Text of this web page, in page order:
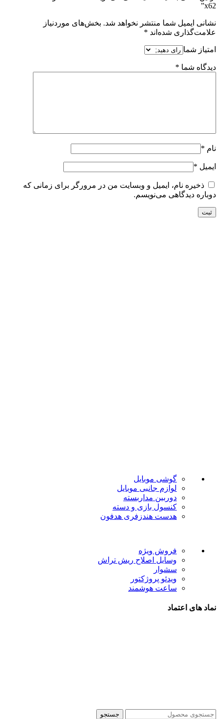
x62”
نشانی ایمیل شما منتشر نخواهد شد. بخش‌های موردنیاز
علامت‌گذاری شده‌اند *
امتیاز شما
دیدگاه شما *
نام *
ایمیل *
ذخیره نام، ایمیل و وبسایت من در مرورگر برای زمانی که
دوباره دیدگاهی می‌نویسم.
گوشی موبایل
لوازم جانبی موبایل
دوربین مداربسته
کنسول بازی و دسته
هدست هندزفری هدفون
فروش ویژه
وسایل اصلاح ریش تراش
سشوار
ویدئو پروژکتور
ساعت هوشمند
نماد های اعتماد
جستجو